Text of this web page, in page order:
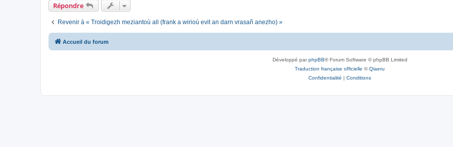
Répondre
Revenir à « Troidigezh meziantoù all (frank a wirioù evit an darn vrasañ anezho) »
Accueil du forum
Développé parphpBB® Forum Software © phpBB Limited
Traduction française officielle ©Qiaeru
Confidentialité | Conditions